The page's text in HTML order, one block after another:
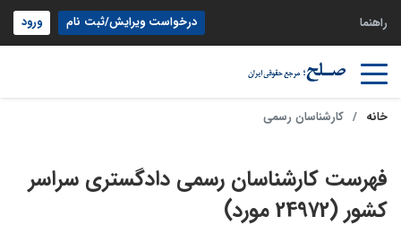
راهنما درخواست ویرایش/ثبت نام ورود
خانه کارشناسان رسمی
فهرست کارشناسان رسمی دادگستری سراسر
کشور (24972 مورد)